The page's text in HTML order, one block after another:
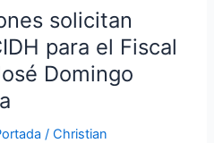
solicitan
para el Fiscal
Domingo
/Christian